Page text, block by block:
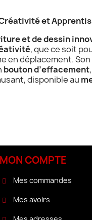
et
et de dessin
, que ce soit
en déplacement. Son
bouton d’effacement
disponible au
MON COMPTE
Mes commandes
Mes avoirs